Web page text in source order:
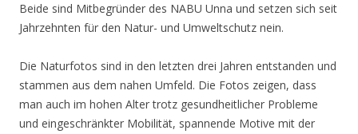
Beide sind Mitbegründer des NABU Unna und setzen sich seit
Jahrzehnten für den Natur- und Umweltschutz nein.
Die Naturfotos sind in den letzten drei Jahren entstanden und
stammen aus dem nahen Umfeld. Die Fotos zeigen, dass
man auch im hohen Alter trotz gesundheitlicher Probleme
und eingeschränkter Mobilität, spannende Motive mit der